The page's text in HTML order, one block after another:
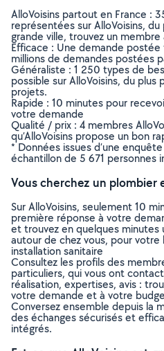
AlloVoisins partout en France :
représentées sur AlloVoisins,
grande ville, trouvez un
Efficace : Une demande
millions de demandes postées
Généraliste : 1 250 types de
possible sur AlloVoisins, du
projets.
Rapide : 10 minutes pour
votre demande
Qualité / prix : 4 membres
qu’AlloVoisins propose un bon
* Données issues d’une
échantillon de 5 671 personnes
Vous cherchez un plombier
Sur AlloVoisins, seulement 10
première réponse à votre
et trouvez en quelques
autour de chez vous, pour
installation sanitaire
Consultez les profils des
particuliers, qui vous ont
réalisation, expertises, avis :
votre demande et à votre
Conversez ensemble depuis la
des échanges sécurisés et
intégrés.